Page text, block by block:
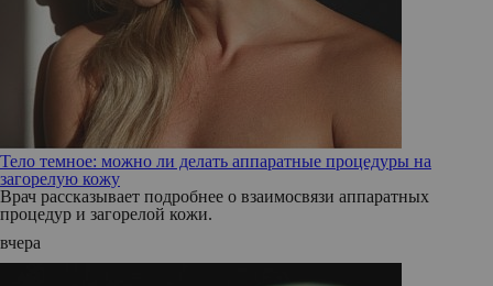
Тело темное: можно ли делать аппаратные процедуры на
загорелую кожу
Врач рассказывает подробнее о взаимосвязи аппаратных
процедур и загорелой кожи.
вчера